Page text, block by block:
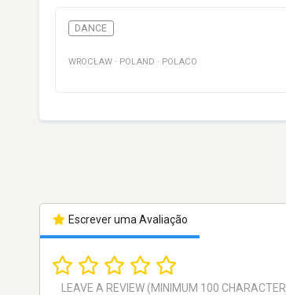
DANCE
WROCŁAW · POLAND · POLACO
Escrever uma Avaliação